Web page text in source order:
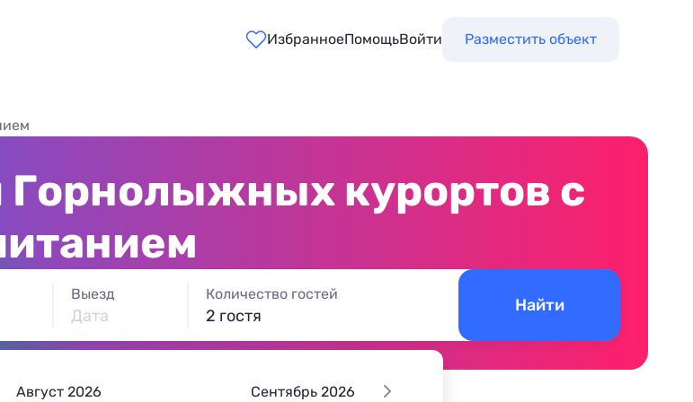
ИзбранноеПомощьВойти Разместить объект
Горнолыжных курортов с
Выезд
Дата
Август 2026 Сентябрь 2026
Количество гостей
2 гостя
Найти